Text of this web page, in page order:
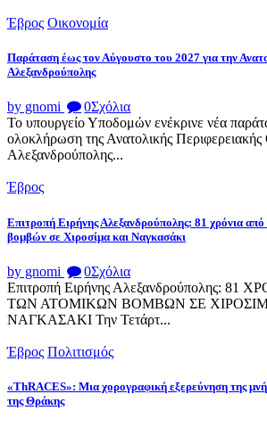
Έβρος Οικονομία
Παράταση έως τον Αύγουστο του 2027 για την
Αλεξανδρούπολης
by gnomi 0Σχόλια
Το υπουργείο Υποδομών ενέκρινε νέα
ολοκλήρωση της Ανατολικής
Αλεξανδρούπολης...
Έβρος
Επιτροπή Ειρήνης Αλεξανδρούπολης: 81 χρόνια
βομβών σε Χιροσίμα και Ναγκασάκι
by gnomi 0Σχόλια
Επιτροπή Ειρήνης Αλεξανδρούπολης:
ΤΩΝ ΑΤΟΜΙΚΩΝ ΒΟΜΒΩΝ ΣΕ
ΝΑΓΚΑΣΑΚΙ Την Τετάρτ...
Έβρος Πολιτισμός
«ThRACES»: Μια χορογραφική εξερεύνηση της
της Θράκης